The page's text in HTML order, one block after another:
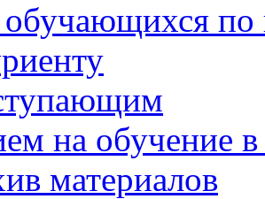
обучающихся
на обучение в
материалов